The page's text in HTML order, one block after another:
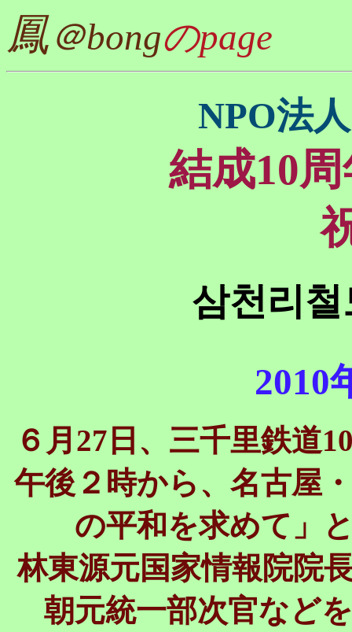
鳳＠bongのpage
NPO法
結成10
삼천리
2010
６月27日、三千里鉄道
午後２時から、名古屋
の平和を求めて」
林東源元国家情報院院
朝元統一部次官など